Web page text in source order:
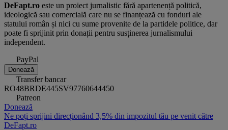
DeFapt.ro este un proiect jurnalistic fără apartenență politică,
ideologică sau comercială care nu se finanțează cu fonduri ale
statului român și nici cu sume provenite de la partidele politice, dar
poate fi sprijinit prin donații pentru susținerea jurnalismului
independent.
PayPal
Donează
Transfer bancar
RO48BRDE445SV97760644450
Patreon
Donează
Ne poți sprijini direcționând 3,5% din impozitul tău pe venit către
DeFapt.ro